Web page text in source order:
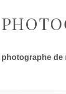
photographe de